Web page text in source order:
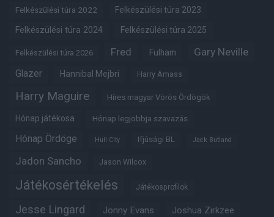
Felkészülési túra 2022 Felkészülési túra 2023
Felkészülési túra 2024 Felkészülési túra 2025
Felkészülési túra 2026 Fred Fulham Gary Neville
Glazer Hannibal Mejbri Harry Amass
Harry Maguire Híres magyar Vörös Ördögök
Hónap játékosa Hónap legjobbja szavazás
Hónap Ördöge Hull City Ifjúsági BL Jack Butland
Jadon Sancho Jason Wilcox
Játékosértékelés Játékosprofilok
Jesse Lingard Jonny Evans Joshua Zirkzee